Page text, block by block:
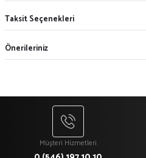
Taksit Seçenekleri
Önerileriniz
Müşteri Hizmetleri